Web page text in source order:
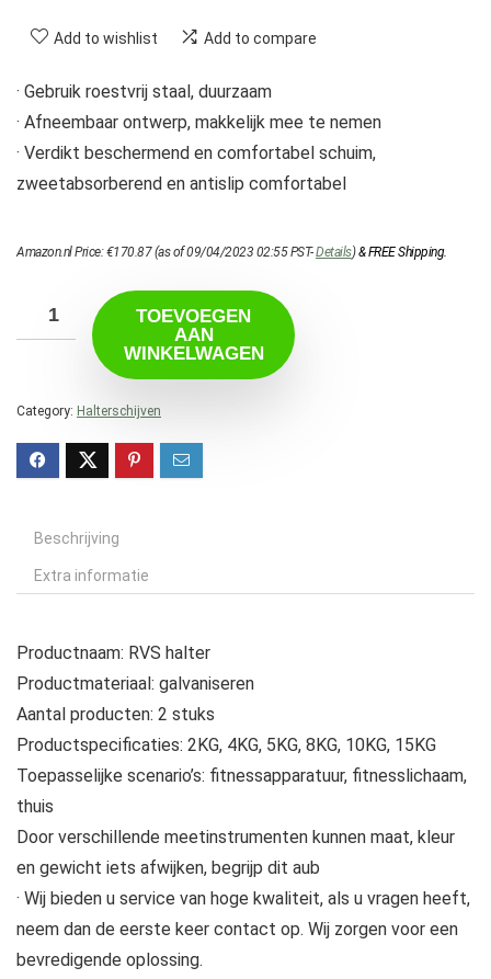
Add to wishlist Add to compare
· Gebruik roestvrij staal, duurzaam
· Afneembaar ontwerp, makkelijk mee te nemen
· Verdikt beschermend en comfortabel schuim,
zweetabsorberend en antislip comfortabel
Amazon.nl Price:€170.87(as of 09/04/2023 02:55 PST-Details)&FREE Shipping.
TOEVOEGEN
AAN
WINKELWAGEN
Category: Halterschijven
Beschrijving
Extra informatie
Productnaam: RVS halter
Productmateriaal: galvaniseren
Aantal producten: 2 stuks
Productspecificaties: 2KG, 4KG, 5KG, 8KG, 10KG, 15KG
Toepasselijke scenario’s: fitnessapparatuur, fitnesslichaam,
thuis
Door verschillende meetinstrumenten kunnen maat, kleur
en gewicht iets afwijken, begrijp dit aub
· Wij bieden u service van hoge kwaliteit, als u vragen heeft,
neem dan de eerste keer contact op. Wij zorgen voor een
bevredigende oplossing.